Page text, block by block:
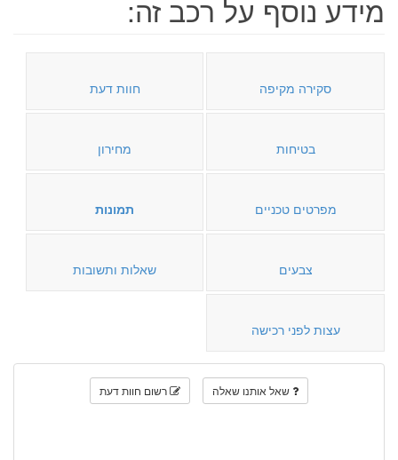
מידע נוסף על רכב זה:
סקירה מקיפה חוות דעת
בטיחות מחירון
מפרטים טכניים תמונות
צבעים שאלות ותשובות
עצות לפני רכישה
שאל אותנו שאלה רשום חוות דעת